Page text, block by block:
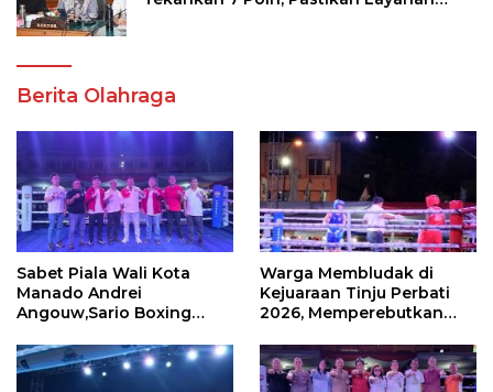
Berita Olahraga
Sabet Piala Wali Kota
Manado Andrei
Angouw,Sario Boxing
Perbati 2026
Warga Membludak di
Kejuaraan Tinju Perbati
2026, Memperebutkan